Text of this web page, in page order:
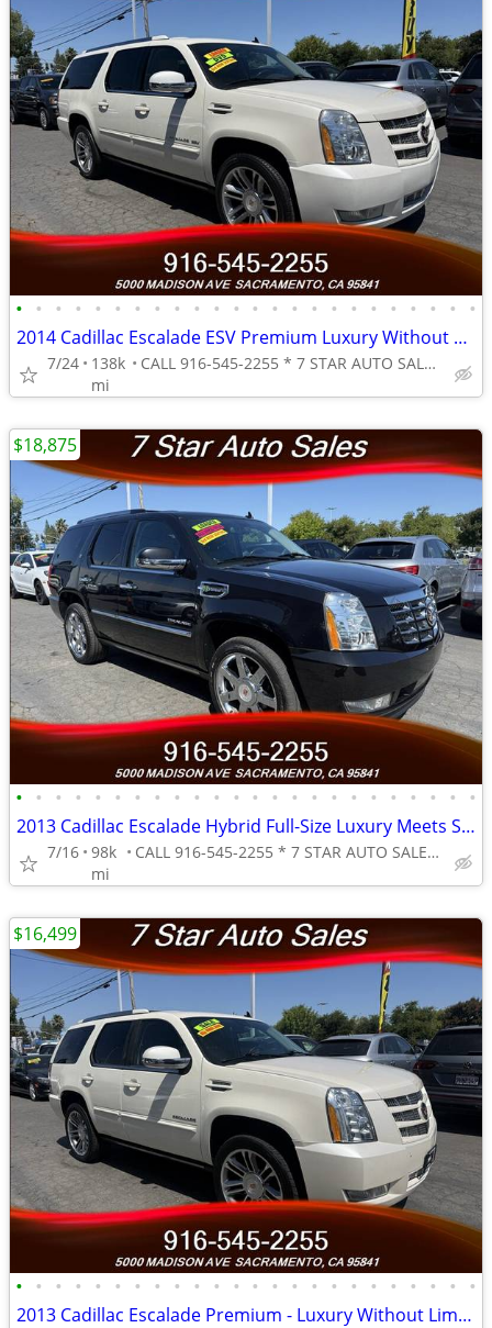
• • • • • • • • • • • • • • • • • • • • • • • •
2014 Cadillac Escalade ESV Premium Luxury Without Limits Premium C
7/24
138k
mi
CALL 916-545-2255 * 7 STAR AUTO SALES // 5000 MADISON AVE
• • • • • • • • • • • • • • • • • • • • • • • •
2013 Cadillac Escalade Hybrid Full-Size Luxury Meets Smarter Effici
7/16 98k
mi
CALL 916-545-2255 * 7 STAR AUTO SALES // 5000 MADISON AVE
$18,875
• • • • • • • • • • • • • • • • • • • • • • • •
2013 Cadillac Escalade Premium - Luxury Without Limits
$16,499